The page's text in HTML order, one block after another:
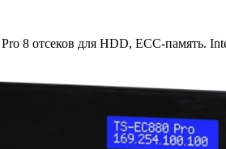
8 отсеков для HDD, ECC-память.